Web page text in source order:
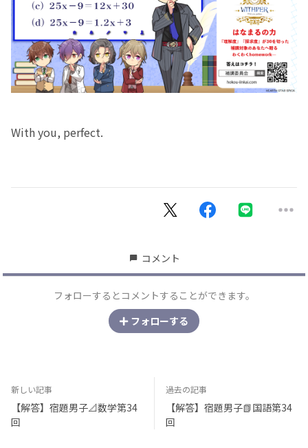
With you, perfect.
コメント
フォローするとコメントすることができます。
フォローする
新しい記事
【解答】宿題男子📐数学第34
回
過去の記事
【解答】宿題男子📗国語第34
回